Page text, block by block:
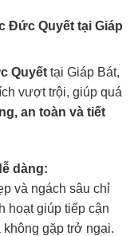
Đức Quyết tại Giáp
Quyết tại Giáp Bát,
vượt trội, giúp quá
an toàn và tiết
dàng:
và ngách sâu chỉ
hoạt giúp tiếp cận
gặp trở ngại.